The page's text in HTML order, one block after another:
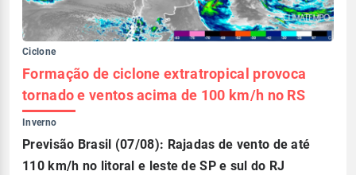
Ciclone
Formação de ciclone extratropical provoca
tornado e ventos acima de 100 km/h no RS
Inverno
Previsão Brasil (07/08): Rajadas de vento de até
110 km/h no litoral e leste de SP e sul do RJ